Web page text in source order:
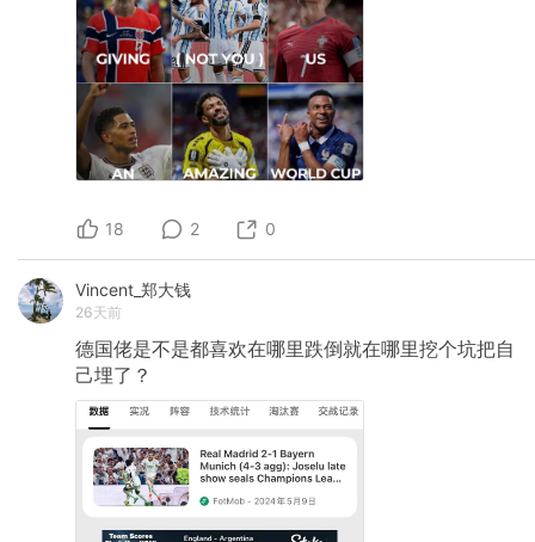
18 2 0
Vincent_郑大钱
26天前
德国佬是不是都喜欢在哪里跌倒就在哪里挖个坑把自
己埋了？